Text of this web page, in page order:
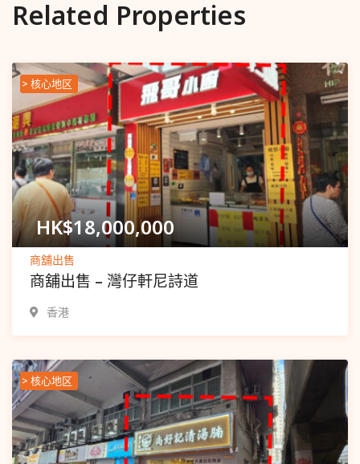
Related Properties
> 核心地区
HK$18,000,000
商舖出售
商舖出售 – 灣仔軒尼詩道
Popular
香港
> 核心地区
Popular